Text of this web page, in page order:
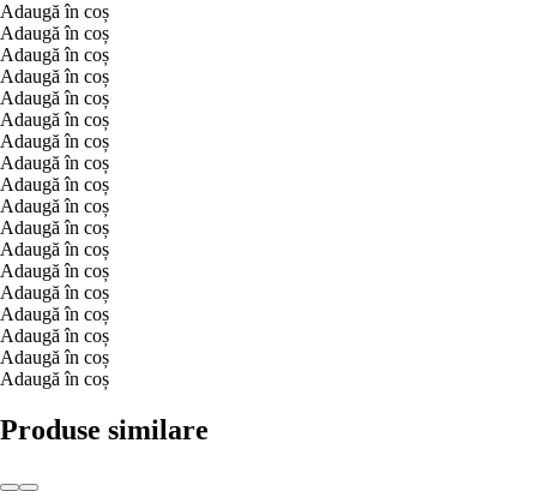
Adaugă în coș
Adaugă în coș
Adaugă în coș
Adaugă în coș
Adaugă în coș
Adaugă în coș
Adaugă în coș
Adaugă în coș
Adaugă în coș
Adaugă în coș
Adaugă în coș
Adaugă în coș
Adaugă în coș
Adaugă în coș
Adaugă în coș
Adaugă în coș
Adaugă în coș
Adaugă în coș
Produse similare